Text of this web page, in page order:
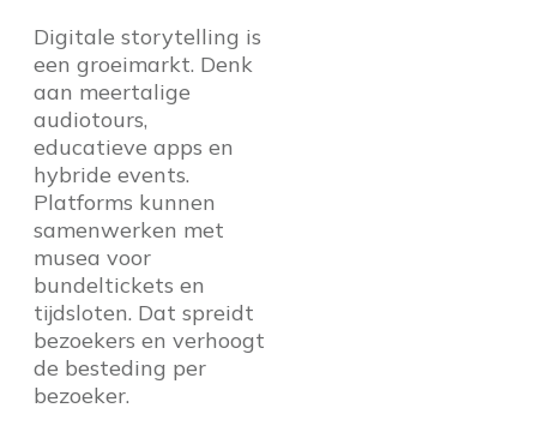
Digitale storytelling is
een groeimarkt. Denk
aan meertalige
audiotours,
educatieve apps en
hybride events.
Platforms kunnen
samenwerken met
musea voor
bundeltickets en
tijdsloten. Dat spreidt
bezoekers en verhoogt
de besteding per
bezoeker.